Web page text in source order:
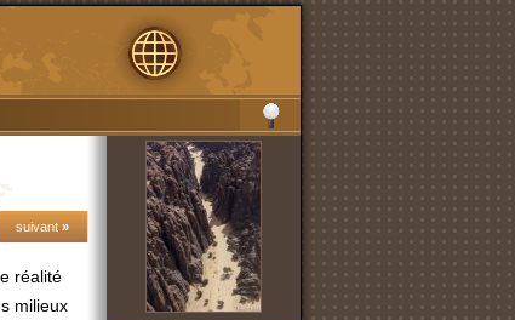
suivant »
réalité
milieux